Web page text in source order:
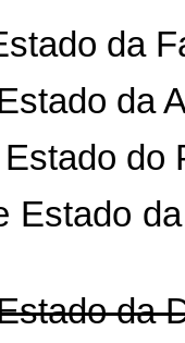
da
da
do
Estado
da